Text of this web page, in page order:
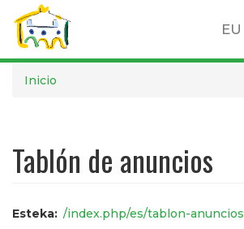
EU
Inicio
Tablón de anuncios
Esteka /index.php/es/tablon-anuncios